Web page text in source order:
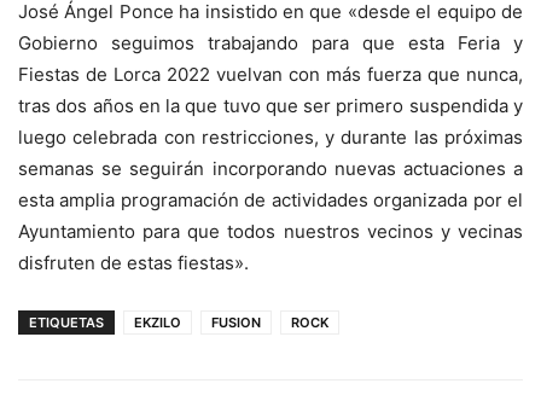
José Ángel Ponce ha insistido en que «desde el equipo de
Gobierno seguimos trabajando para que esta Feria y
Fiestas de Lorca 2022 vuelvan con más fuerza que nunca,
tras dos años en la que tuvo que ser primero suspendida y
luego celebrada con restricciones, y durante las próximas
semanas se seguirán incorporando nuevas actuaciones a
esta amplia programación de actividades organizada por el
Ayuntamiento para que todos nuestros vecinos y vecinas
disfruten de estas fiestas».
ETIQUETAS EKZILO FUSION ROCK